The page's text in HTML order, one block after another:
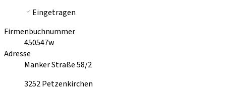
Eingetragen
Firmenbuchnummer
450547w
Adresse
Manker Straße 58/2
3252Petzenkirchen